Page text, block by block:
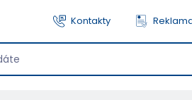
Kontakty